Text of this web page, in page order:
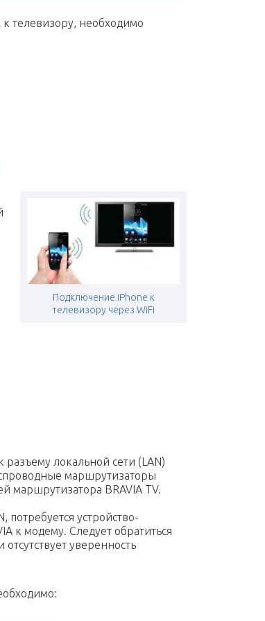
к телевизору, необходимо
Подключение iPhone к
телевизору через WiFi
локальной сети (LAN)
маршрутизаторы
маршрутизатора BRAVIA TV.
потребуется устройство-
к модему. Следует обратиться
уверенность